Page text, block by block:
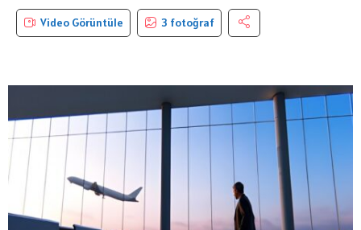
Video Görüntüle 3 fotoğraf